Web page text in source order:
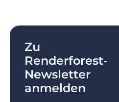
Zu
Renderforest-
Newsletter
anmelden